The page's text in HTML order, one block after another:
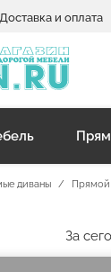
Доставка и оплата
диваны Прямой
За